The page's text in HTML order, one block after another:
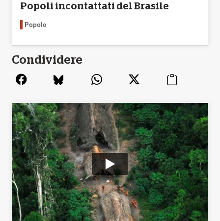
Popoli incontattati del Brasile
Popolo
Condividere